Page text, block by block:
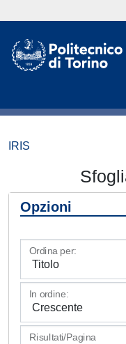
IRIS
Opzioni
Ordina per:
In ordine:
Risultati/Pagina